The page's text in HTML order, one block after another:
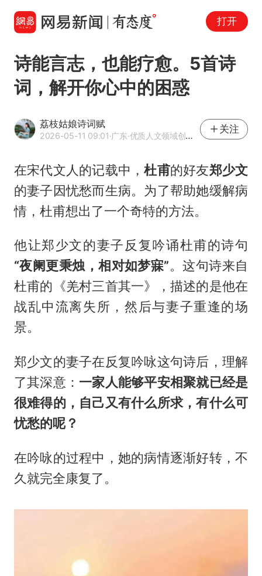
打开
诗能言志，也能疗愈。5首诗
词，解开你心中的困惑
荔枝姑娘诗词赋
2026-05-11 09:01·广东·优质人文领域创作者
关注
在宋代文人的记载中，杜甫的好友郑少文
的妻子因忧愁而生病。为了帮助她缓解病
情，杜甫想出了一个奇特的方法。
他让郑少文的妻子反复吟诵杜甫的诗句
“夜阑更秉烛，相对如梦寐”。这句诗来自
杜甫的《羌村三首其一》，描述的是他在
战乱中流离失所，然后与妻子重逢的场
景。
郑少文的妻子在反复吟咏这句诗后，理解
了其深意： 一家人能够平安相聚就已经是
很难得的，自己又有什么所求，有什么可
忧愁的呢？
在吟咏的过程中，她的病情逐渐好转，不
久就完全康复了。